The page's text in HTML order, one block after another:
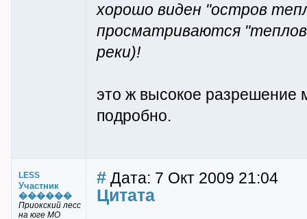
хорошо виден "остров
просматриваются
реки)!
это ж высокое разрешение
подробно.
LESS
Участник
������
Приокский лесс
на юге МО
# Дата: 7 Окт 2009 21:04
Цитата